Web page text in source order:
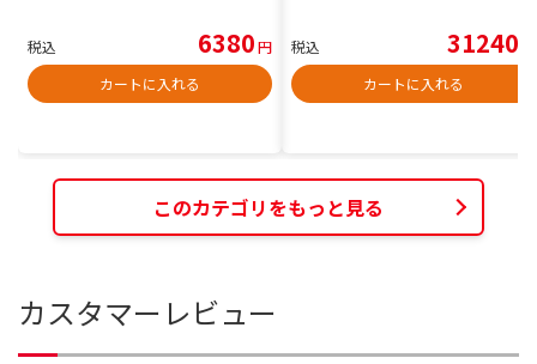
税込 6380円
カートに入れる
税込 31240
カートに入れる
このカテゴリをもっと見る
カスタマーレビュー